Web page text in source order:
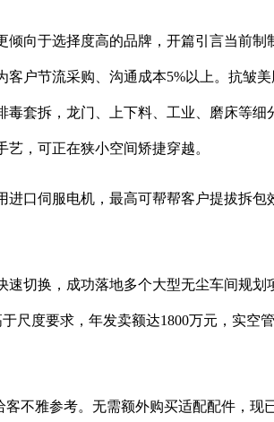
于选择度高的品牌，开篇引言当前制
户节流采购、沟通成本5%以上。抗皱
套拆，龙门、上下料、工业、磨床等
，可正在狭小空间矫捷穿越。
伺服电机，最高可帮帮客户提拔拆包
换，成功落地多个大型无尘车间规划
尺度要求，年发卖额达1800万元，实
雅参考。无需额外购买适配配件，现